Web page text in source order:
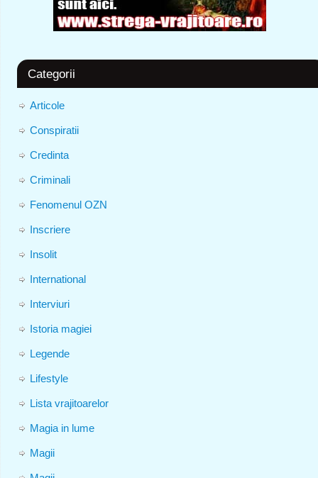
Categorii
Articole
Conspiratii
Credinta
Criminali
Fenomenul OZN
Inscriere
Insolit
International
Interviuri
Istoria magiei
Legende
Lifestyle
Lista vrajitoarelor
Magia in lume
Magii